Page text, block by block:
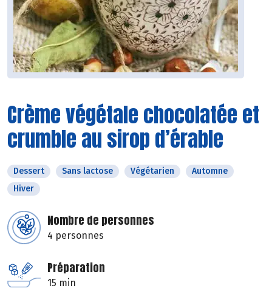
Crème végétale chocolatée et
crumble au sirop d’érable
Dessert Sans lactose Végétarien
Automne
Hiver
Nombre de personnes
4 personnes
Préparation
15 min